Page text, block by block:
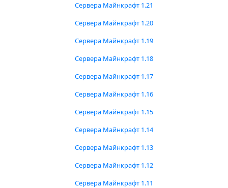
Сервера Майнкрафт 1.21
Сервера Майнкрафт 1.20
Сервера Майнкрафт 1.19
Сервера Майнкрафт 1.18
Сервера Майнкрафт 1.17
Сервера Майнкрафт 1.16
Сервера Майнкрафт 1.15
Сервера Майнкрафт 1.14
Сервера Майнкрафт 1.13
Сервера Майнкрафт 1.12
Сервера Майнкрафт 1.11